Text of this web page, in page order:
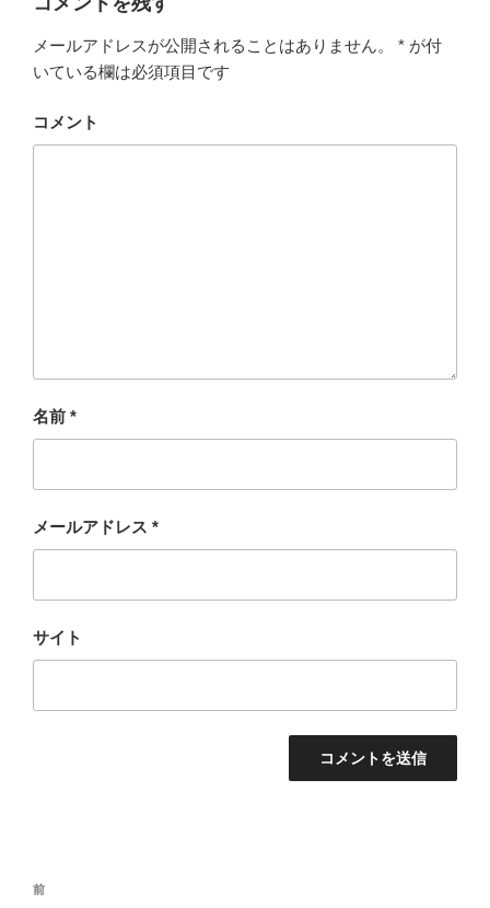
メールアドレスが公開されることはありません。 * が付
いている欄は必須項目です
コメント
名前 *
メールアドレス *
サイト
投
過
前